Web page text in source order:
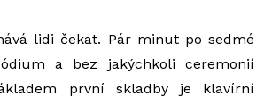
lidi čekat. Pár minut po sedmé
a bez jakýchkoli ceremonií
první skladby je klavírní